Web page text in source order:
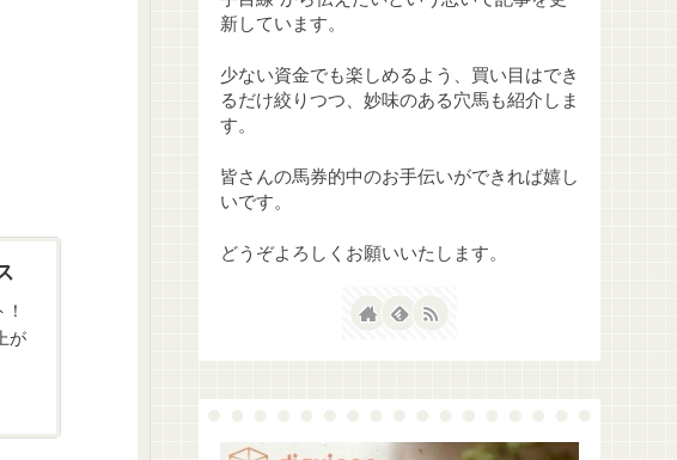
が
新しています。
少ない資金でも楽しめるよう、買い目はでき
るだけ絞りつつ、妙味のある穴馬も紹介しま
す。
皆さんの馬券的中のお手伝いができれば嬉し
いです。
どうぞよろしくお願いいたします。